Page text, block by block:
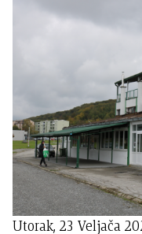
Utorak, 23 Veljača